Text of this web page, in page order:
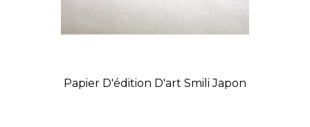
Papier D'édition D'art Smili Japon